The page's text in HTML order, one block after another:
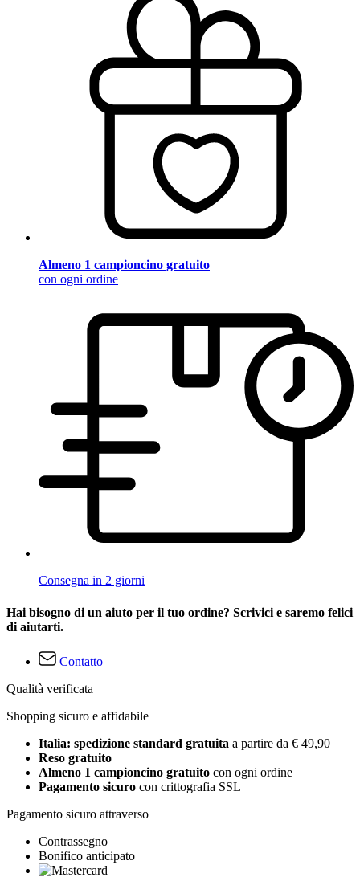
Almeno 1 campioncino gratuito
con ogni ordine
Consegna in 2 giorni
Hai bisogno di un aiuto per il tuo ordine? Scrivici e saremo felici
di aiutarti.
Contatto
Qualità verificata
Shopping sicuro e affidabile
Italia: spedizione standard gratuita a partire da € 49,90
Reso gratuito
Almeno 1 campioncino gratuito con ogni ordine
Pagamento sicuro con crittografia SSL
Pagamento sicuro attraverso
Contrassegno
Bonifico anticipato